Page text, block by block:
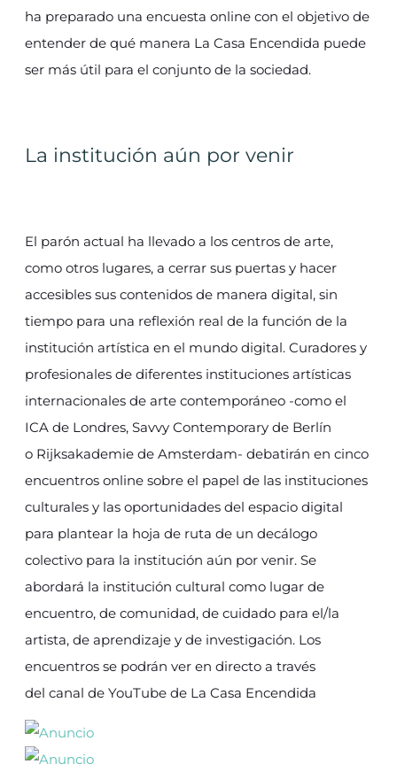
ha preparado una encuesta online con el objetivo de
entender de qué manera La Casa Encendida puede
ser más útil para el conjunto de la sociedad.
La institución aún por venir
El parón actual ha llevado a los centros de arte,
como otros lugares, a cerrar sus puertas y hacer
accesibles sus contenidos de manera digital, sin
tiempo para una reflexión real de la función de la
institución artística en el mundo digital. Curadores y
profesionales de diferentes instituciones artísticas
internacionales de arte contemporáneo -como el
ICA de Londres, Savvy Contemporary de Berlín
o Rijksakademie de Amsterdam- debatirán en cinco
encuentros online sobre el papel de las instituciones
culturales y las oportunidades del espacio digital
para plantear la hoja de ruta de un decálogo
colectivo para la institución aún por venir. Se
abordará la institución cultural como lugar de
encuentro, de comunidad, de cuidado para el/la
artista, de aprendizaje y de investigación. Los
encuentros se podrán ver en directo a través
del canal de YouTube de La Casa Encendida